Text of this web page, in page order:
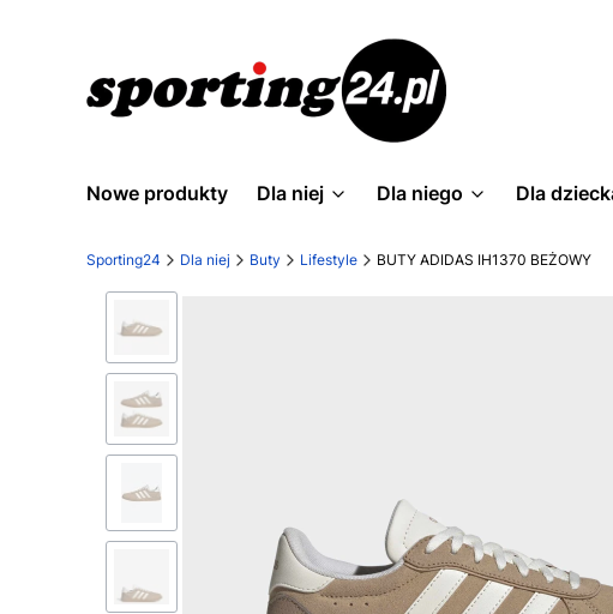
Nowe produkty Dla niej Dla niego Dla
Sporting24 Dla niej Buty Lifestyle BUTY ADIDAS IH1370 BEŻOWY